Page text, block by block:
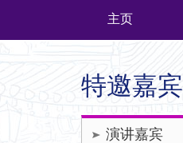
主页
特邀嘉宾
演讲嘉宾